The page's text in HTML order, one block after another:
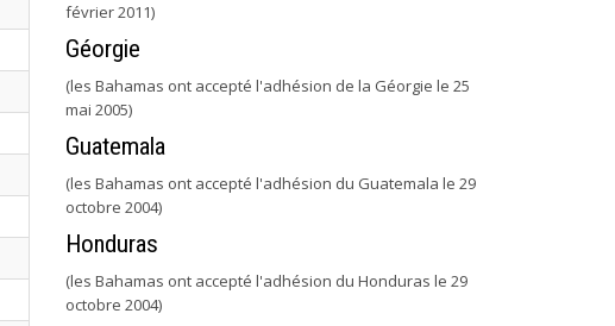
février 2011)
Géorgie
(les Bahamas ont accepté l'adhésion de la Géorgie le 25
mai 2005)
Guatemala
(les Bahamas ont accepté l'adhésion du Guatemala le 29
octobre 2004)
Honduras
(les Bahamas ont accepté l'adhésion du Honduras le 29
octobre 2004)